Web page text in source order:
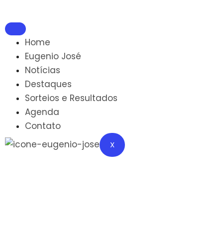
Home
Eugenio José
Notícias
Destaques
Sorteios e Resultados
Agenda
Contato
X